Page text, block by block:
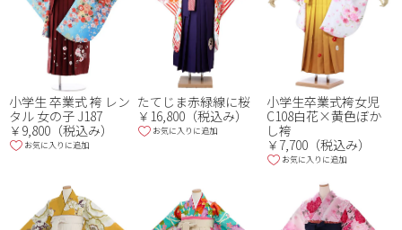
小学生 卒業式 袴 レン
タル 女の子 J187
￥9,800（税込み）
お気に入りに追加
たてじま赤緑線に桜
￥16,800（税込み）
お気に入りに追加
小学生卒業式袴女児
C108白花×黄色ぼか
し袴
￥7,700（税込み）
お気に入りに追加